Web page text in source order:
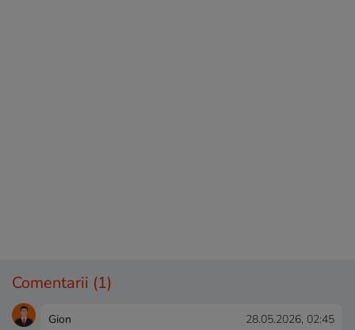
Comentarii (1)
Gion 28.05.2026, 02:45